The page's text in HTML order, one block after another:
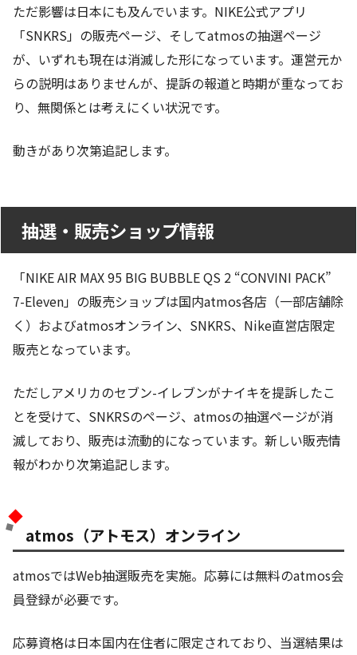
ただ影響は日本にも及んでいます。NIKE公式アプリ
「SNKRS」の販売ページ、そしてatmosの抽選ページ
が、いずれも現在は消滅した形になっています。運営元か
らの説明はありませんが、提訴の報道と時期が重なってお
り、無関係とは考えにくい状況です。
動きがあり次第追記します。
抽選・販売ショップ情報
「NIKE AIR MAX 95 BIG BUBBLE QS 2 “CONVINI PACK”
7-Eleven」の販売ショップは国内atmos各店（一部店舗除
く）およびatmosオンライン、SNKRS、Nike直営店限定
販売となっています。
ただしアメリカのセブン-イレブンがナイキを提訴したこ
とを受けて、SNKRSのページ、atmosの抽選ページが消
滅しており、販売は流動的になっています。新しい販売情
報がわかり次第追記します。
atmos（アトモス）オンライン
atmosではWeb抽選販売を実施。応募には無料のatmos会
員登録が必要です。
応募資格は日本国内在住者に限定されており、当選結果は